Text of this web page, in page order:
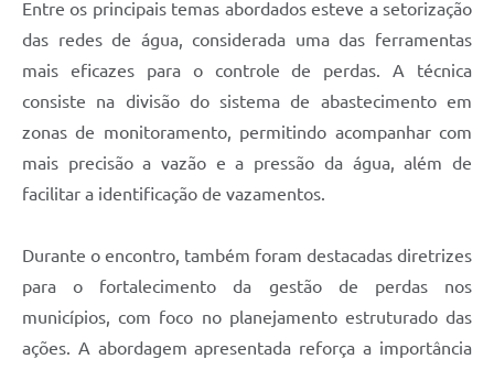
Entre os principais temas abordados esteve a setorização
das redes de água, considerada uma das ferramentas
mais eficazes para o controle de perdas. A técnica
consiste na divisão do sistema de abastecimento em
zonas de monitoramento, permitindo acompanhar com
mais precisão a vazão e a pressão da água, além de
facilitar a identificação de vazamentos.
Durante o encontro, também foram destacadas diretrizes
para o fortalecimento da gestão de perdas nos
municípios, com foco no planejamento estruturado das
ações. A abordagem apresentada reforça a importância